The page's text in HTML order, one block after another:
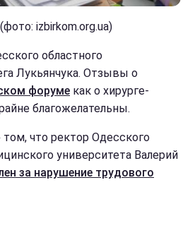
izbirkom.org.ua)
областного
Лукьянчука. Отзывы о
форуме как о хирурге-
благожелательны.
что ректор Одесского
университета Валерий
за нарушение трудового